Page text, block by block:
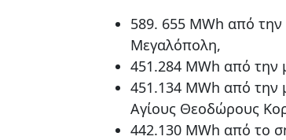
589. 655 MWh από
Μεγαλόπολη,
451.284 MWh από την
451.134 MWh από την
Αγίους Θεοδώρους
442.130 MWh από το